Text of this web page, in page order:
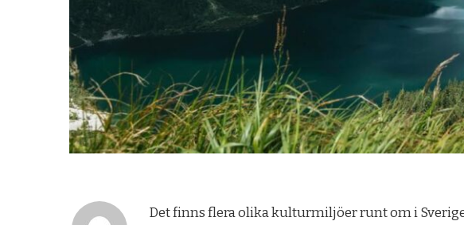
Det finns flera olika kulturmiljöer runt om i